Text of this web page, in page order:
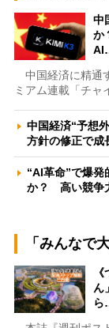
中
か
中国経済に精通
ミアム連載「チ
中国経済“予想
方針の修正で
“AI革命”で爆発
か？ 高い競争
「みんなで
ん